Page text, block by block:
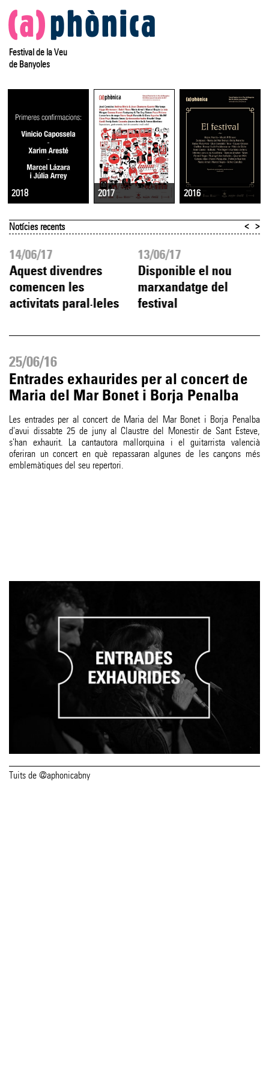
Festival de la Veu
de Banyoles
2018 2017 2016
Notícies recents
14/06/17
Aquest divendres
comencen les
activitats paral·leles
13/06/17
Disponible el nou
marxandatge del
festival
< >
25/06/16
Entrades exhaurides per al concert de
Maria del Mar Bonet i Borja Penalba
Les entrades per al concert de Maria del Mar Bonet i Borja Penalba
d'avui dissabte 25 de juny al Claustre del Monestir de Sant Esteve,
s'han exhaurit. La cantautora mallorquina i el guitarrista valencià
oferiran un concert en què repassaran algunes de les cançons més
emblemàtiques del seu repertori.
Tuits de @aphonicabny